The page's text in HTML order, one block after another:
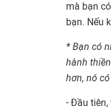
mà bạn
bạn. Nếu
* Bạn có
hành
hơn, nó
- Đầu